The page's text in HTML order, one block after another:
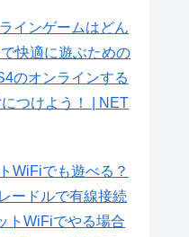
インゲームはどん
快適に遊ぶための
のオンラインする
つけよう！ | NET
WiFiでも遊べる？
ードルで有線接続
トWiFiでやる場合